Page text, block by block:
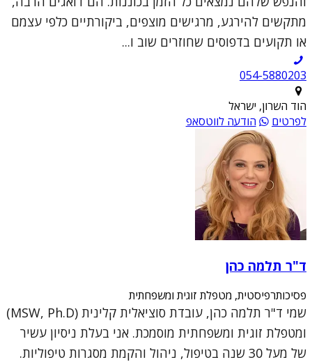
מתקשים להירגע, מרגישים מוצפים, ביקורתיים כלפי עצמם
או תקועים בדפוסים שחוזרים שוב ו...
054-5880203
הוד השרון, ישראל
לפרטים
הודעה לווטסאפ
ד"ר תלמה כהן
פסיכותרפיסטית, מטפלת זוגית ומשפחתית
שמי ד"ר תלמה כהן, עובדת סוציאלית קלינית (MSW, Ph.D)
ומטפלת זוגית ומשפחתית מוסמכת. אני בעלת ניסיון עשיר
של מעל 30 שנה בטיפול, ניהול והקמת מסגרות טיפוליות.